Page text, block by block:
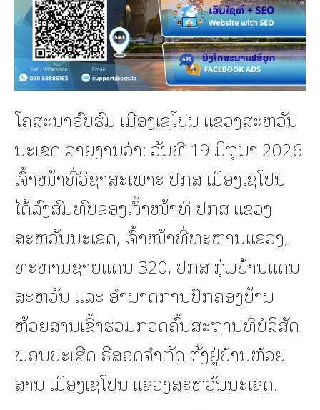
ໂຄສະນາອົບຮົມ ເມືອງເຊໂປນ ແຂວງສະຫວັນ
ນະເຂດ ລາຍງານວ່າ: ວັນທີ 19 ມິຖຸນາ 2026
ເຈົ້າໜ້າທີ່ວິຊາສະເພາະ ປກສ ເມືອງເຊໂປນ
ໄດ້ລົງສົມທົບຂອງເຈົ້າໜ້າທີ່ ປກສ ແຂວງ
ສະຫວັນນະເຂດ, ເຈົ້າໜ້າທີ່ທະຫານແຂວງ,
ທະຫານຊາຍແດນ 320, ປກສ ກຸ່ມບ້ານແດນ
ສະຫວັນ ແລະ ອໍານາດການປົກຄອງບ້ານ
ຫ້ວຍສານເຂົ້າຮ່ວມກວດຄົ້ນສະຖານທີ່ບໍລິສັດ
ພອນປະເສີດ ຣີສອດຈໍາກັດ ຕັ້ງຢູ່ບ້ານຫ້ວຍ
ສານ ເມືອງເຊໂປນ ແຂວງສະຫວັນນະເຂດ.